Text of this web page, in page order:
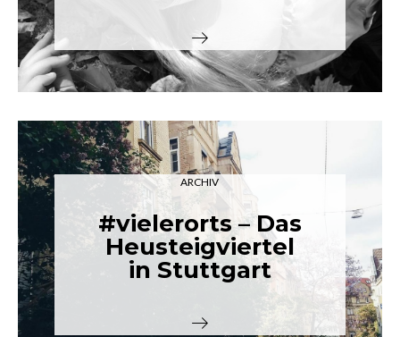
ARCHIV
#vielerorts – Das
Heusteigviertel
in Stuttgart